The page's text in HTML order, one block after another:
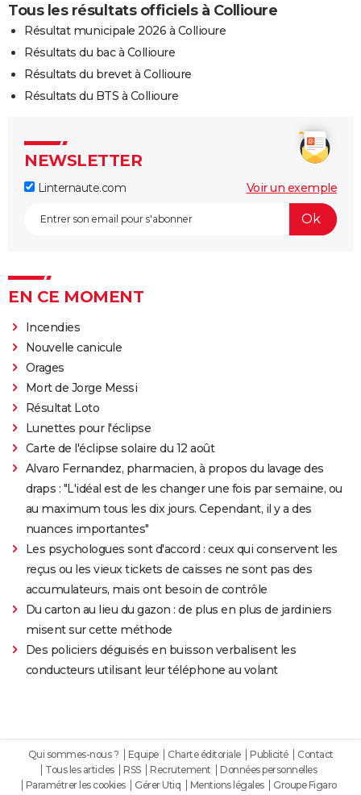
Tous les résultats officiels à Collioure
Résultat municipale 2026 à Collioure
Résultats du bac à Collioure
Résultats du brevet à Collioure
Résultats du BTS à Collioure
NEWSLETTER
Linternaute.com Voir un exemple
EN CE MOMENT
Incendies
Nouvelle canicule
Orages
Mort de Jorge Messi
Résultat Loto
Lunettes pour l'éclipse
Carte de l'éclipse solaire du 12 août
Alvaro Fernandez, pharmacien, à propos du lavage des
draps : "L'idéal est de les changer une fois par semaine, ou
au maximum tous les dix jours. Cependant, il y a des
nuances importantes"
Les psychologues sont d'accord : ceux qui conservent les
reçus ou les vieux tickets de caisses ne sont pas des
accumulateurs, mais ont besoin de contrôle
Du carton au lieu du gazon : de plus en plus de jardiniers
misent sur cette méthode
Des policiers déguisés en buisson verbalisent les
conducteurs utilisant leur téléphone au volant
Qui sommes-nous ? Equipe Charte éditoriale Publicité
Contact
Tous les articles
RSS Recrutement
Données personnelles
Paramétrer les cookies
Gérer Utiq Mentions légales
Groupe Figaro